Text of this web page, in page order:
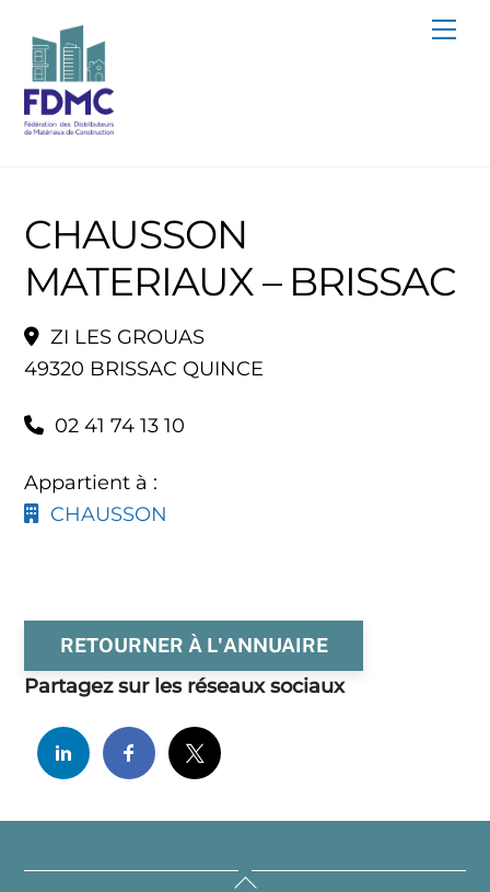
content
CHAUSSON
MATERIAUX – BRISSAC
ZI LES GROUAS
49320 BRISSAC QUINCE
02 41 74 13 10
Appartient à :
CHAUSSON
RETOURNER À L'ANNUAIRE
Partagez sur les réseaux sociaux
Back